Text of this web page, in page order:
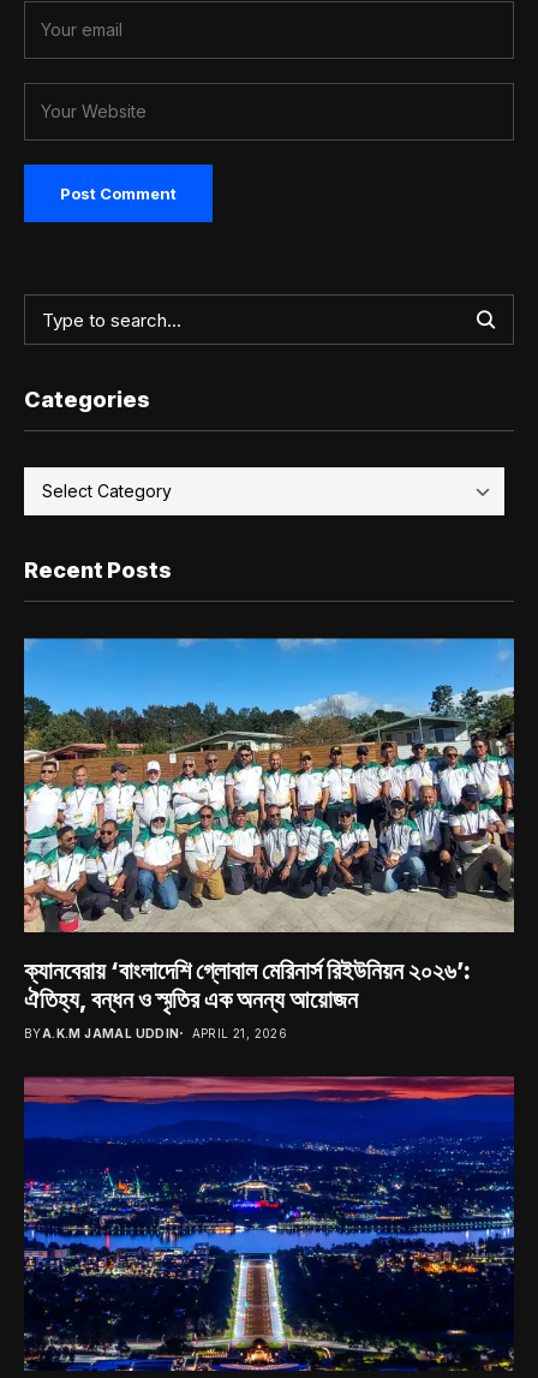
Categories
Recent Posts
ক্যানবেরায় ‘বাংলাদেশি গ্লোবাল মেরিনার্স রিইউনিয়ন ২০২৬’:
ঐতিহ্য, বন্ধন ও স্মৃতির এক অনন্য আয়োজন
BYA.K.M JAMAL UDDIN APRIL 21, 2026